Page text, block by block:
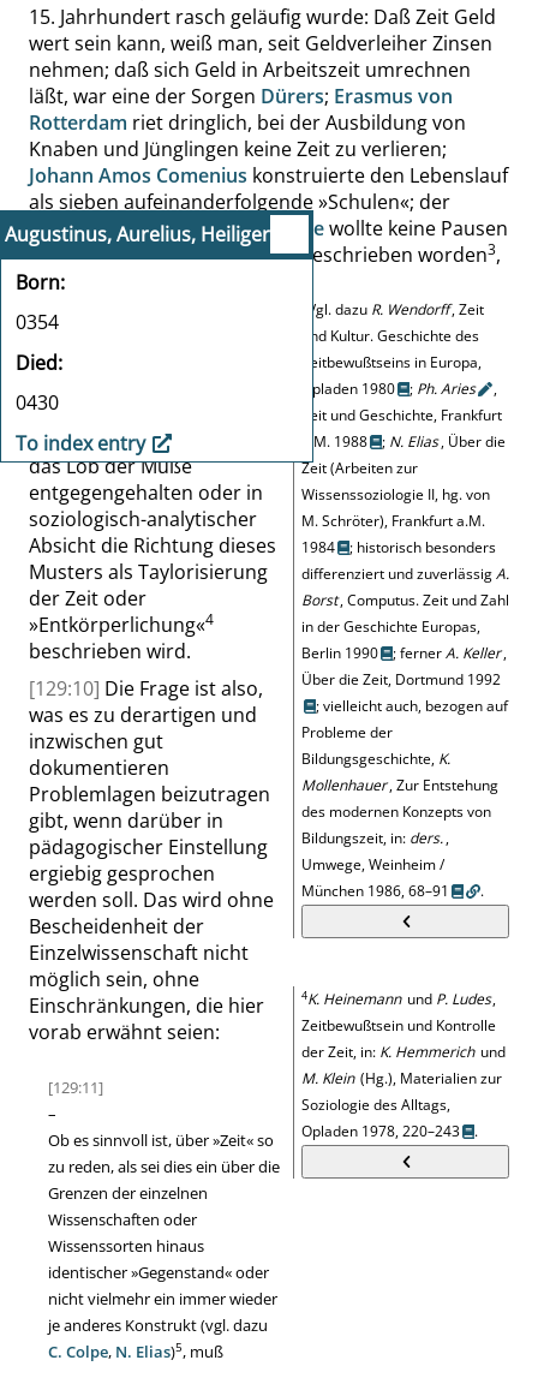
Augustinus, Aurelius, Heiliger
Born
0354
Died
0430
To index entry
15. Jahrhundert rasch geläufig wurde: Daß Zeit Geld
wert sein kann, weiß man, seit Geldverleiher Zinsen
nehmen; daß sich Geld in Arbeitszeit umrechnen
läßt, war eine der Sorgen Dürers; Erasmus von
Rotterdam riet dringlich, bei der Ausbildung von
Knaben und Jünglingen keine Zeit zu verlieren;
Johann Amos Comenius konstruierte den Lebenslauf
als sieben aufeinanderfolgende»Schulen«; der
PietistAugust Hermann Franckewollte keine Pausen
dulden usw. Derartiges ist oft beschrieben worden3
Vgl. dazu R. Wendorff, Zeit
und Kultur. Geschichte des
Zeitbewußtseins in Europa,
Opladen 1980
; Ph.Aries
,
Zeit und Geschichte, Frankfurt
a.M. 1988
; N. Elias, Über die
Zeit (Arbeiten zur
Wissenssoziologie II, hg. von
M. Schröter), Frankfurt a.M.
1984
; historisch besonders
differenziert und zuverlässigA.
Borst, Computus. Zeit und Zahl
in der Geschichte Europas,
Berlin 1990
; fernerA. Keller,
Über die Zeit, Dortmund 1992
; vielleicht auch, bezogen auf
Probleme der
Bildungsgeschichte, K.
Mollenhauer, Zur Entstehung
des modernen Konzepts von
Bildungszeit, in: ders.,
Umwege, Weinheim /
München 1986, 68–91
.
,
und das Muster
das sich darin zeigt, wird
selbst dort noch bestätigt,
Sachverhalt, wo ihm in
moralisierender Attitüde
das Lob der Muße
entgegengehalten oder in
soziologisch-analytischer
Absicht die Richtung dieses
Musters als Taylorisierung
der Zeit oder
»Entkörperlichung«4
4K. Heinemann und P. Ludes,
Zeitbewußtsein und Kontrolle
der Zeit, in: K. Hemmerich und
M. Klein (Hg.), Materialien zur
Soziologie des Alltags,
Opladen 1978, 220–243
.
beschrieben wird.
[129:10] Die Frage ist also,
was es zu derartigen und
inzwischen gut
dokumentieren
Problemlagen beizutragen
gibt, wenn darüber in
pädagogischer Einstellung
ergiebig gesprochen
werden soll. Das wird ohne
Bescheidenheit der
Einzelwissenschaft nicht
möglich sein, ohne
Einschränkungen, die hier
vorab erwähnt seien:
[129:11]
–
Ob es sinnvoll ist, über»Zeit«so
zu reden, als sei dies ein über die
Grenzen der einzelnen
Wissenschaften oder
Wissenssorten hinaus
identischer»Gegenstand«oder
nicht vielmehr ein immer wieder
je anderes Konstrukt (vgl. dazu
C. Colpe, N. Elias)5, muß